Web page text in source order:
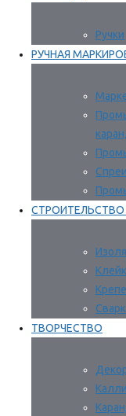
Ручки
РУЧНАЯ
ТВОРЧЕСТВО